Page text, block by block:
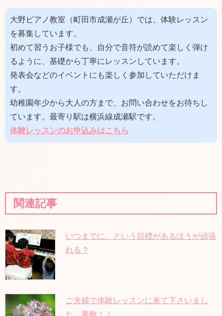
大野ピアノ教室（町田市成瀬が丘）では、体験レッスン
を募集しています。
初めて習うお子様でも、自分で音符が読めて楽しく弾け
るように、基礎から丁寧にレッスンしています。
発表会などのイベントにも楽しく参加していただけま
す。
幼稚園年少から大人の方まで、お問い合わせをお待ちし
ています。最寄り駅は横浜線成瀬駅です。
体験レッスンのお申込みはこちら
関連記事
いつまでに、という目標があるほうが頑張
れる？
ご夫婦で体験レッスンに来て下さいまし